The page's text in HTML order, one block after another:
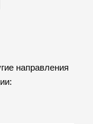
направления